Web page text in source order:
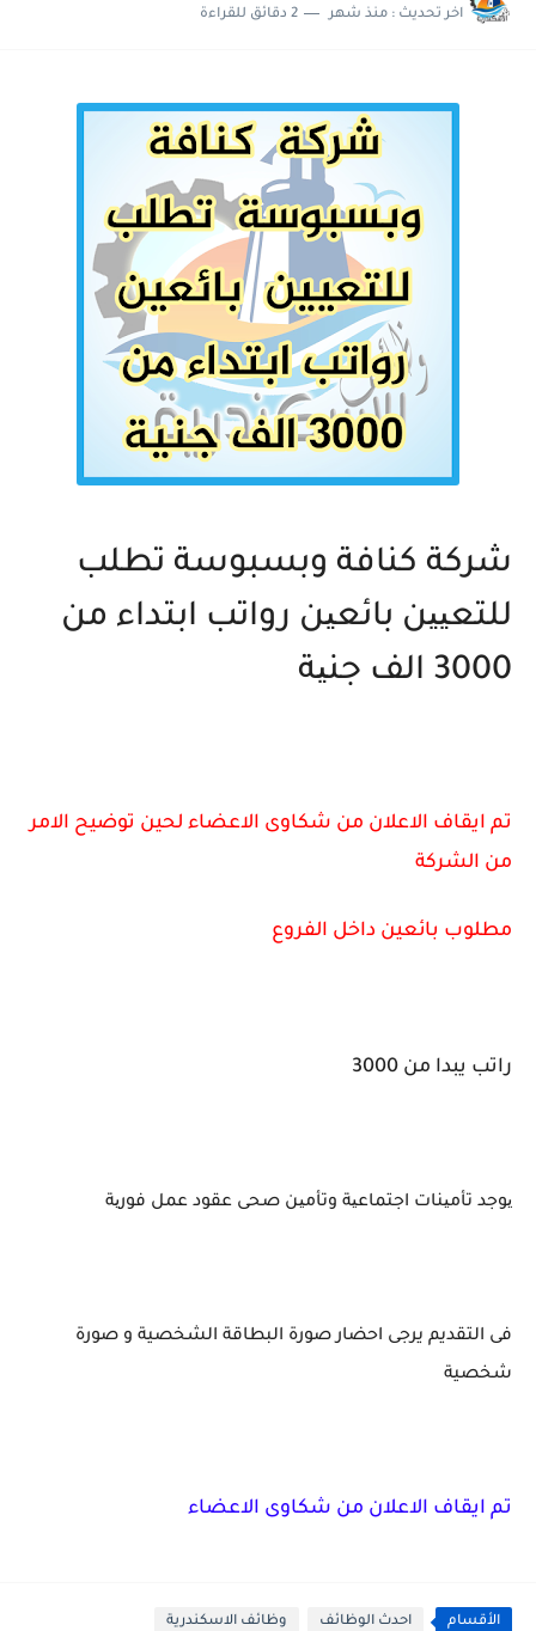
اخر تحديث : منذ شهر 2 دقائق للقراءة
شركة كنافة وبسبوسة تطلب
للتعیین بائعین رواتب ابتداء من
3000 الف جنیة
تم ايقاف الاعلان من شكاوى الاعضاء لحين توضيح الامر
من الشركة
مطلوب بائعين داخل الفروع
راتب يبدا من 3000
یوجد تأمینات اجتماعیة وتأمین صحى عقود عمل فوریة
فى التقديم يرجى احضار صورة البطاقة الشخصية و صورة
شخصية
تم ايقاف الاعلان من شكاوى الاعضاء
الأقسام احدث الوظائف وظائف الاسكندرية